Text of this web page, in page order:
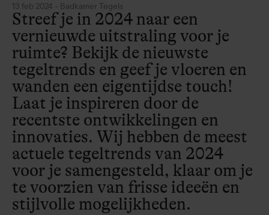
13 feb 2024 - Badkamer Tegels
Streef je in 2024 naar een
vernieuwde uitstraling voor je
ruimte? Bekijk de nieuwste
tegeltrends en geef je vloeren en
wanden een eigentijdse touch!
Laat je inspireren door de
recentste ontwikkelingen en
innovaties. Wij hebben de meest
actuele tegeltrends van 2024
voor je samengesteld, klaar om je
te voorzien van frisse ideeën en
stijlvolle mogelijkheden.